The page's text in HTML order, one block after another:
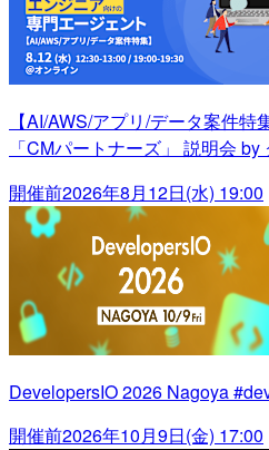
【AI/AWS/アプリ/データ案件
「CMパートナーズ」 説明会
開催前2026年8月12日(水) 19:00
DevelopersIO 2026 Nagoya
開催前2026年10月9日(金) 17:00